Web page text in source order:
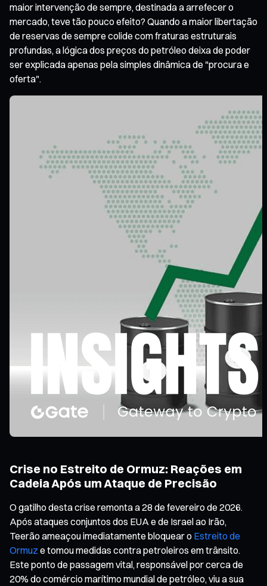
maior intervenção de sempre, destinada a arrefecer o
mercado, teve tão pouco efeito? Quando a maior libertação
de reservas de sempre colide com fraturas estruturais
profundas, a lógica dos preços do petróleo deixa de poder
ser explicada apenas pela simples dinâmica de "procura e
oferta".
Crise no Estreito de Ormuz: Reações em
Cadeia Após um Ataque de Precisão
O gatilho desta crise remonta a 28 de fevereiro de 2026.
Após ataques conjuntos dos EUA e de Israel ao Irão,
Teerão ameaçou imediatamente bloquear o Estreito de
Ormuz e tomou medidas contra petroleiros em trânsito.
Este ponto de passagem vital, responsável por cerca de
20% do comércio marítimo mundial de petróleo, viu a sua